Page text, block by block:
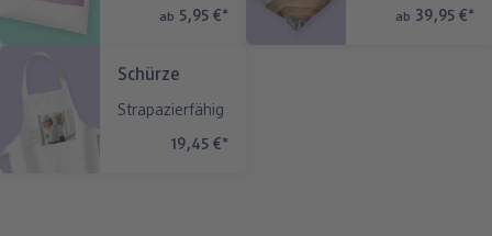
ab 5,95 €* ab 39,95 €*
Schürze
Strapazierfähig
19,45 €*